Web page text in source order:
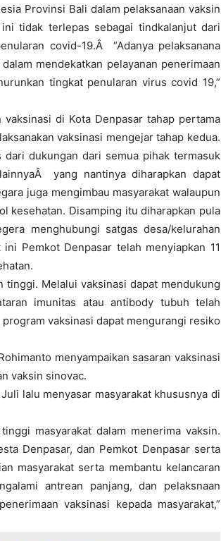
Provinsi Bali dalam pelaksanaan vaksin
tidak terlepas sebagai tindkalanjut dari
covid-19.Â “Adanya pelaksanana
mendekatkan pelayanan penerimaan
tingkat penularan virus covid 19,”
di Kota Denpasar tahap pertama
vaksinasi mengejar tahap kedua.
dukungan dari semua pihak termasuk
yang nantinya diharapkan dapat
juga mengimbau masyarakat walaupun
kesehatan. Disamping itu diharapkan pula
menghubungi satgas desa/kelurahan
Pemkot Denpasar telah menyiapkan 11
tinggi. Melalui vaksinasi dapat mendukung
imunitas atau antibody tubuh telah
vaksinasi dapat mengurangi resiko
menyampaikan sasaran vaksinasi
vaksin sinovac.
lalu menyasar masyarakat khususnya di
masyarakat dalam menerima vaksin.
Denpasar, dan Pemkot Denpasar serta
masyarakat serta membantu kelancaran
antrean panjang, dan pelaksnaan
vaksinasi kepada masyarakat,”